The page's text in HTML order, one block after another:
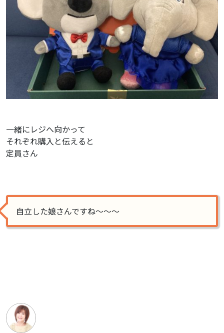
一緒にレジへ向かって
それぞれ購入と伝えると
定員さん
自立した娘さんですね〜〜〜